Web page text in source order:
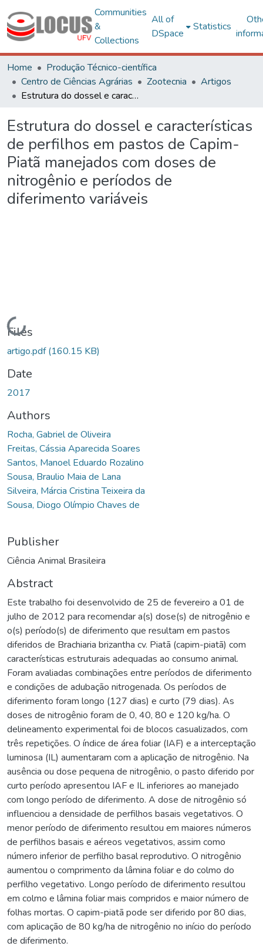
Communities
&
Collections
All of
DSpace
Statistics
Home
Produção Técnico-científica
Centro de Ciências Agrárias
Zootecnia
Artigos
Estrutura do dossel e características de perfilhos em pastos de Capim-Piatã manejados com doses de nitrogênio e períodos de diferimento variáveis
Estrutura do dossel e características
de perfilhos em pastos de Capim-
Piatã manejados com doses de
nitrogênio e períodos de
diferimento variáveis
Loading...
Files
artigo.pdf(160.15 KB)
Date
2017
Authors
Rocha, Gabriel de Oliveira
Freitas, Cássia Aparecida Soares
Santos, Manoel Eduardo Rozalino
Sousa, Braulio Maia de Lana
Silveira, Márcia Cristina Teixeira da
Sousa, Diogo Olímpio Chaves de
Publisher
Ciência Animal Brasileira
Abstract
Este trabalho foi desenvolvido de 25 de fevereiro a 01 de
julho de 2012 para recomendar a(s) dose(s) de nitrogênio e
o(s) período(s) de diferimento que resultam em pastos
diferidos de Brachiaria brizantha cv. Piatã (capim-piatã) com
características estruturais adequadas ao consumo animal.
Foram avaliadas combinações entre períodos de diferimento
e condições de adubação nitrogenada. Os períodos de
diferimento foram longo (127 dias) e curto (79 dias). As
doses de nitrogênio foram de 0, 40, 80 e 120 kg/ha. O
delineamento experimental foi de blocos casualizados, com
três repetições. O índice de área foliar (IAF) e a interceptação
luminosa (IL) aumentaram com a aplicação de nitrogênio. Na
ausência ou dose pequena de nitrogênio, o pasto diferido por
curto período apresentou IAF e IL inferiores ao manejado
com longo período de diferimento. A dose de nitrogênio só
influenciou a densidade de perfilhos basais vegetativos. O
menor período de diferimento resultou em maiores números
de perfilhos basais e aéreos vegetativos, assim como
número inferior de perfilho basal reprodutivo. O nitrogênio
aumentou o comprimento da lâmina foliar e do colmo do
perfilho vegetativo. Longo período de diferimento resultou
em colmo e lâmina foliar mais compridos e maior número de
folhas mortas. O capim-piatã pode ser diferido por 80 dias,
com aplicação de 80 kg/ha de nitrogênio no início do período
de diferimento.